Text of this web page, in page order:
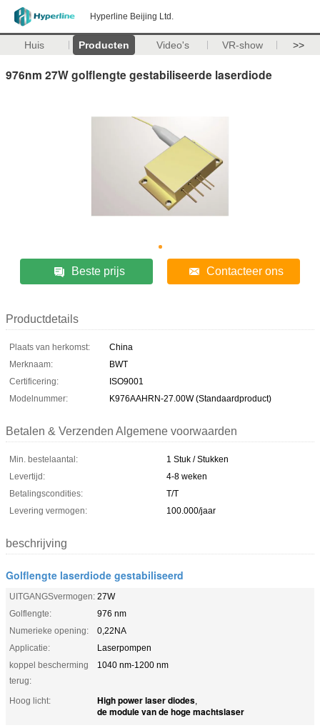
Hyperline Beijing Ltd.
Huis Producten Video's VR-show >>
976nm 27W golflengte gestabiliseerde laserdiode
Beste prijs Contacteer ons
Productdetails
Plaats van herkomst:
China
Merknaam:
BWT
Certificering:
ISO9001
Modelnummer:
K976AAHRN-27.00W (Standaardproduct)
Betalen & Verzenden Algemene voorwaarden
Min. bestelaantal:
1 Stuk / Stukken
Levertijd:
4-8 weken
Betalingscondities:
T/T
Levering vermogen:
100.000/jaar
beschrijving
Golflengte laserdiode gestabiliseerd
UITGANGSvermogen: 27W
Golflengte:
976 nm
Numerieke opening:
0,22NA
Applicatie:
Laserpompen
koppel bescherming
terug:
1040 nm-1200 nm
Hoog licht: High power laser diodes,
de module van de hoge machtslaser